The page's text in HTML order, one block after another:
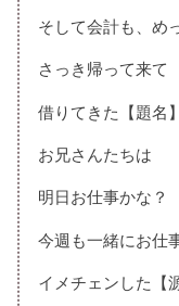
そして会計も、め
さっき帰って来て
借りてきた【題名
お兄さんたちは
明日お仕事かな？
今週も一緒にお仕
イメチェンした【